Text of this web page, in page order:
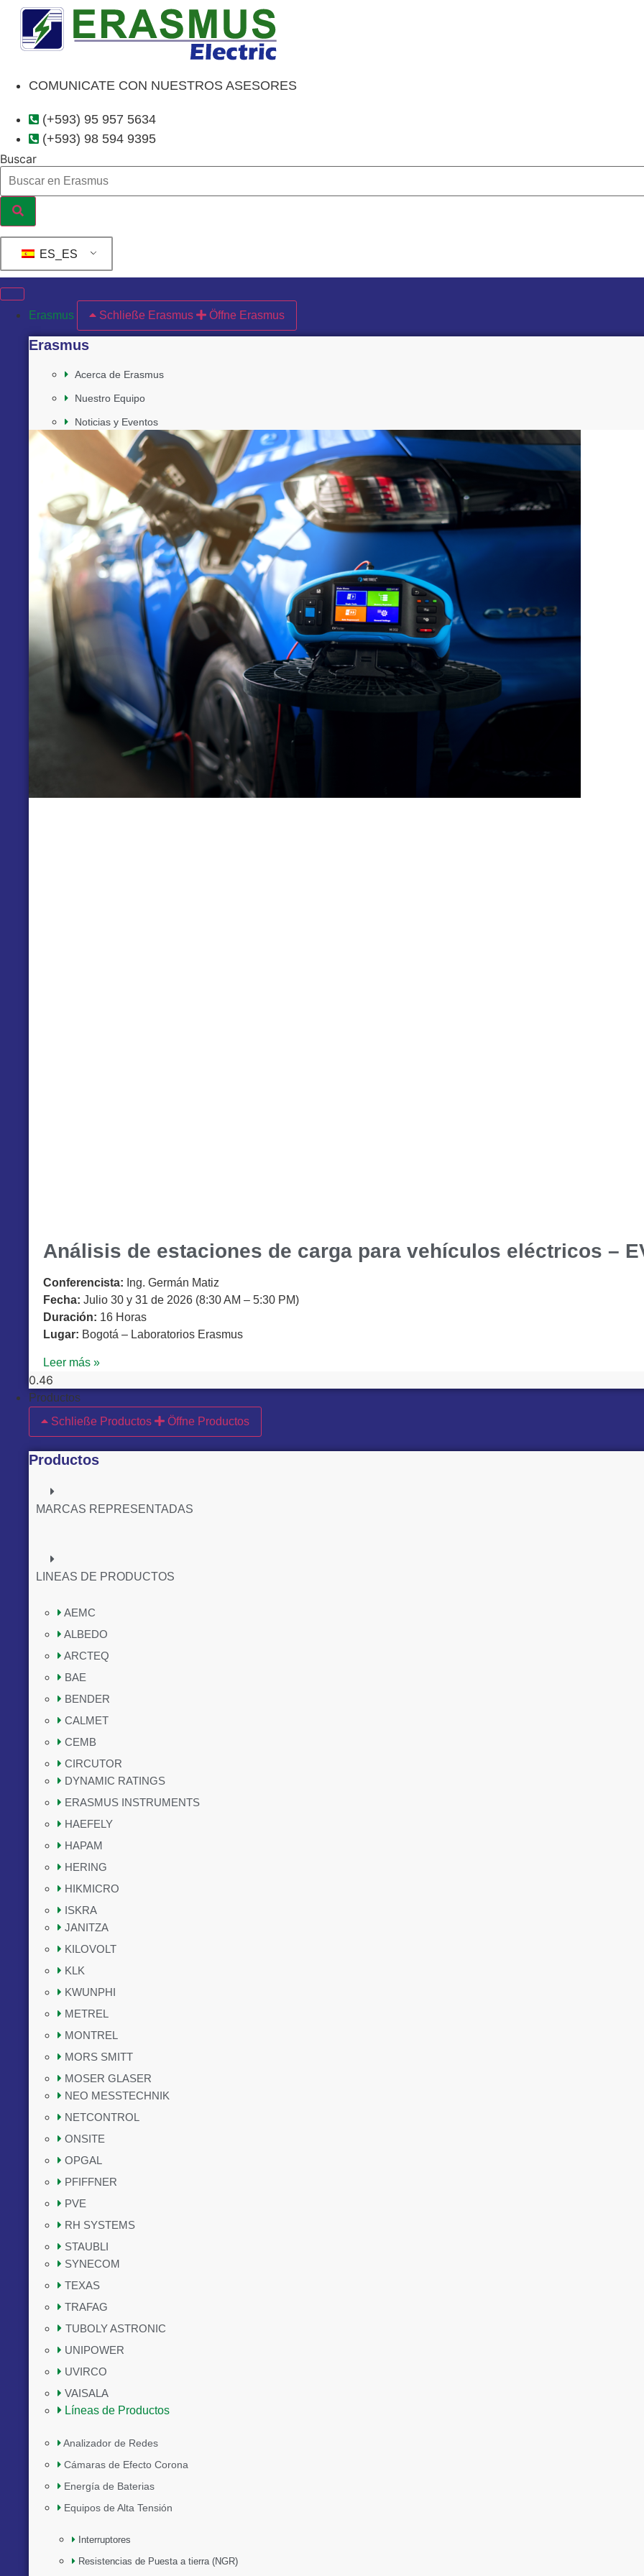
contenido
COMUNICATE CON NUESTROS ASESORES
(+593) 95 957 5634
(+593) 98 594 9395
Buscar
ES_ES
Erasmus Schließe Erasmus Öffne Erasmus
Erasmus
Acerca de Erasmus
Nuestro Equipo
Noticias y Eventos
Análisis de estaciones de carga para vehículos eléctricos –
Conferencista: Ing. Germán Matiz
Fecha: Julio 30 y 31 de 2026 (8:30 AM – 5:30 PM)
Duración: 16 Horas
Lugar: Bogotá – Laboratorios Erasmus
Leer más »
Productos
Schließe Productos
Öffne Productos
Productos
MARCAS REPRESENTADAS
LINEAS DE PRODUCTOS
AEMC
ALBEDO
ARCTEQ
BAE
BENDER
CALMET
CEMB
CIRCUTOR
DYNAMIC RATINGS
ERASMUS INSTRUMENTS
HAEFELY
HAPAM
HERING
HIKMICRO
ISKRA
JANITZA
KILOVOLT
KLK
KWUNPHI
METREL
MONTREL
MORS SMITT
MOSER GLASER
NEO MESSTECHNIK
NETCONTROL
ONSITE
OPGAL
PFIFFNER
PVE
RH SYSTEMS
STAUBLI
SYNECOM
TEXAS
TRAFAG
TUBOLY ASTRONIC
UNIPOWER
UVIRCO
VAISALA
Líneas de Productos
Analizador de Redes
Cámaras de Efecto Corona
Energía de Baterias
Equipos de Alta Tensión
Interruptores
Resistencias de Puesta a tierra (NGR)